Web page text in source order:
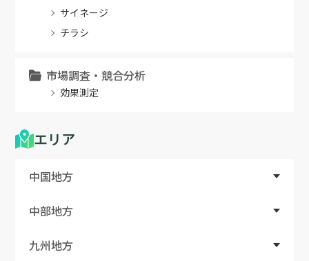
サイネージ
チラシ
市場調査・競合分析
効果測定
エリア
中国地方
中部地方
九州地方